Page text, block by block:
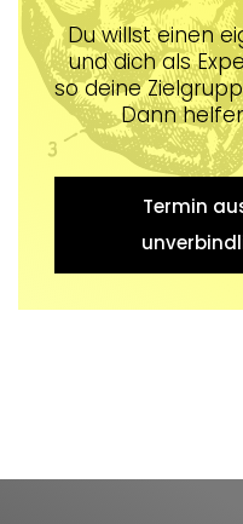
Du willst einen
und dich als
so deine
Dann
Termin